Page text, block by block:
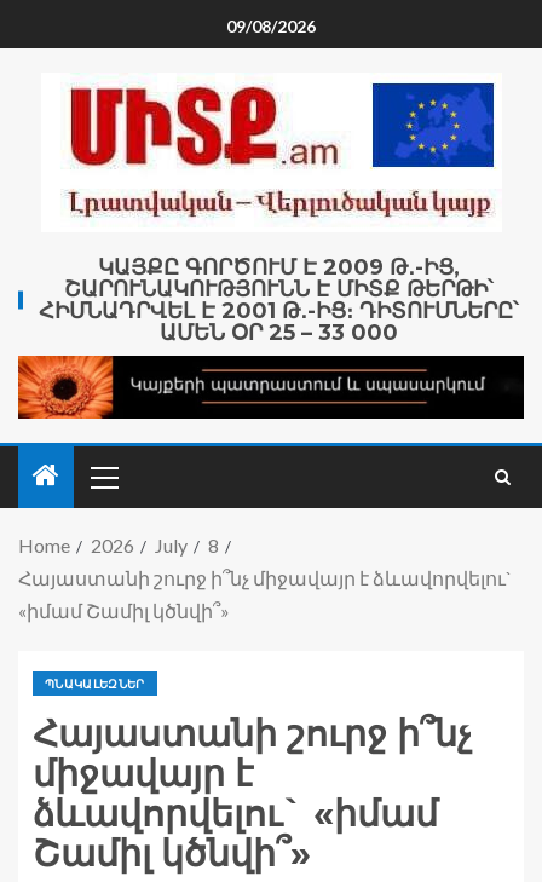
09/08/2026
ԿԱՅՔԸ ԳՈՐԾՈՒՄ Է 2009 Թ․-ԻՑ,
ՇԱՐՈՒՆԱԿՈՒԹՅՈՒՆՆ Է ՄԻՏՔ ԹԵՐԹԻ՝
ՀԻՄՆԱԴՐՎԵԼ Է 2001 Թ․-ԻՑ։ ԴԻՏՈՒՄՆԵՐԸ՝
ԱՄԵՆ ՕՐ 25 – 33 000
Home 2026 July
8
Հայաստանի շուրջ ի՞նչ միջավայր է ձևավորվելու`
«իմամ Շամիլ կծնվի՞»
ՊՆԱԿԱԼԵԶՆԵՐ
Հայաստանի շուրջ ի՞նչ
միջավայր է
ձևավորվելու` «իմամ
Շամիլ կծնվի՞»